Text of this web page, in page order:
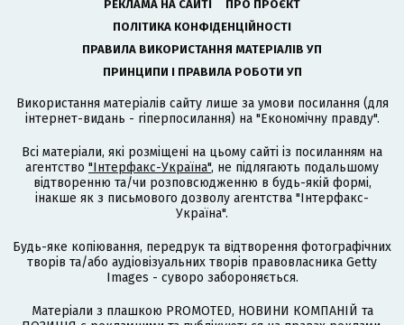
РЕКЛАМА НА САЙТІ
ПРО ПРОЄКТ
ПОЛІТИКА КОНФІДЕНЦІЙНОСТІ
ПРАВИЛА ВИКОРИСТАННЯ МАТЕРІАЛІВ УП
ПРИНЦИПИ І ПРАВИЛА РОБОТИ УП
Використання матеріалів сайту лише за умови посилання (для
інтернет-видань - гіперпосилання) на "Економічну правду".
Всі матеріали, які розміщені на цьому сайті із посиланням на
агентство "Інтерфакс-Україна", не підлягають подальшому
відтворенню та/чи розповсюдженню в будь-якій формі,
інакше як з письмового дозволу агентства "Інтерфакс-
Україна".
Будь-яке копіювання, передрук та відтворення фотографічних
творів та/або аудіовізуальних творів правовласника Getty
Images - суворо забороняється.
Матеріали з плашкою PROMOTED, НОВИНИ КОМПАНІЙ та